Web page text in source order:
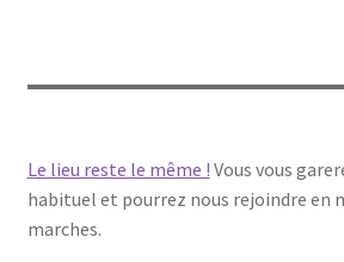
Le lieu reste le même ! Vous vous
habituel et pourrez nous rejoindre en
marches.